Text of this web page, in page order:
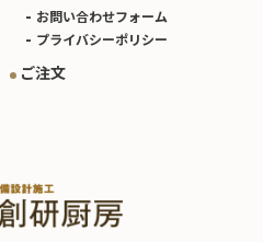
お問い合わせフォーム
プライバシーポリシー
ご注文